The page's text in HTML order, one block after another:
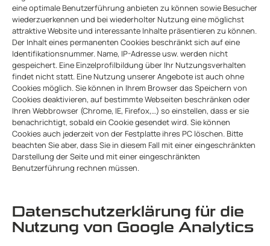
eine optimale Benutzerführung anbieten zu können sowie Besucher
wiederzuerkennen und bei wiederholter Nutzung eine möglichst
attraktive Website und interessante Inhalte präsentieren zu können.
Der Inhalt eines permanenten Cookies beschränkt sich auf eine
Identifikationsnummer. Name, IP-Adresse usw. werden nicht
gespeichert. Eine Einzelprofilbildung über Ihr Nutzungsverhalten
findet nicht statt. Eine Nutzung unserer Angebote ist auch ohne
Cookies möglich. Sie können in Ihrem Browser das Speichern von
Cookies deaktivieren, auf bestimmte Webseiten beschränken oder
Ihren Webbrowser (Chrome, IE, Firefox,…) so einstellen, dass er sie
benachrichtigt, sobald ein Cookie gesendet wird. Sie können
Cookies auch jederzeit von der Festplatte ihres PC löschen. Bitte
beachten Sie aber, dass Sie in diesem Fall mit einer eingeschränkten
Darstellung der Seite und mit einer eingeschränkten
Benutzerführung rechnen müssen.
Datenschutzerklärung für die
Nutzung von Google Analytics